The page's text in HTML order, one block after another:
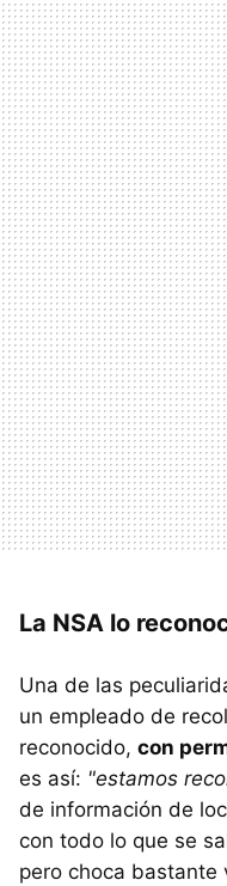
La NSA lo
Una de las
un empleado de
reconocido, con
es así: "estamos
de información de
con todo lo que se
pero choca bastante